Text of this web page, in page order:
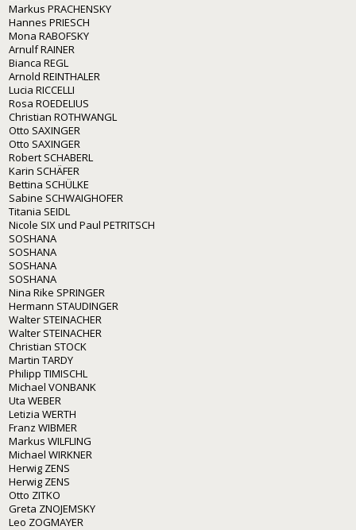
Markus PRACHENSKY
Hannes PRIESCH
Mona RABOFSKY
Arnulf RAINER
Bianca REGL
Arnold REINTHALER
Lucia RICCELLI
Rosa ROEDELIUS
Christian ROTHWANGL
Otto SAXINGER
Otto SAXINGER
Robert SCHABERL
Karin SCHÄFER
Bettina SCHÜLKE
Sabine SCHWAIGHOFER
Titania SEIDL
Nicole SIX und Paul PETRITSCH
SOSHANA
SOSHANA
SOSHANA
SOSHANA
Nina Rike SPRINGER
Hermann STAUDINGER
Walter STEINACHER
Walter STEINACHER
Christian STOCK
Martin TARDY
Philipp TIMISCHL
Michael VONBANK
Uta WEBER
Letizia WERTH
Franz WIBMER
Markus WILFLING
Michael WIRKNER
Herwig ZENS
Herwig ZENS
Otto ZITKO
Greta ZNOJEMSKY
Leo ZOGMAYER